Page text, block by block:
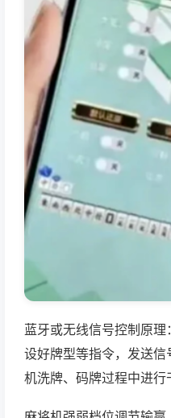
蓝牙或无线信号控制原
设好牌型等指令，发送
机洗牌、码牌过程中进行